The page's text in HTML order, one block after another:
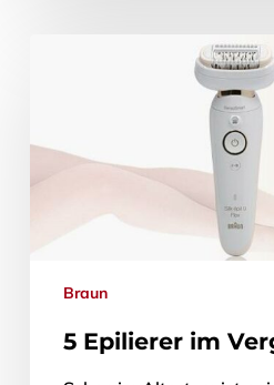
Braun
5 Epilierer im